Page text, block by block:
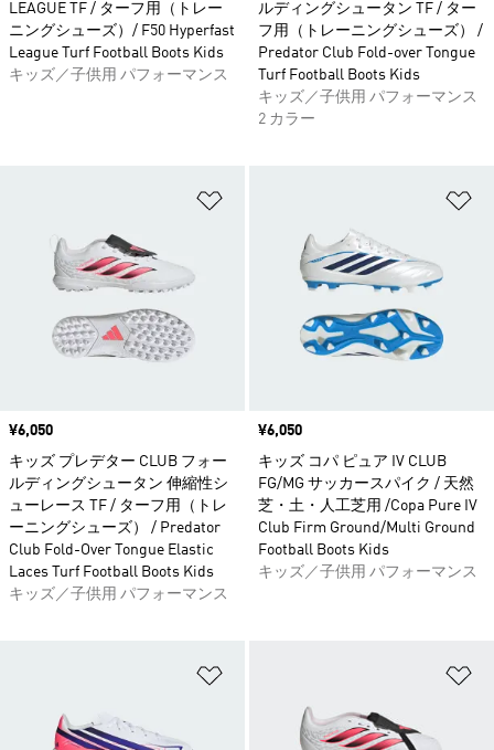
LEAGUE TF / ターフ用（トレー
ニングシューズ）/ F50 Hyperfast
League Turf Football Boots Kids
キッズ／子供用 パフォーマンス
ルディングシュータン TF / ター
フ用（トレーニングシューズ） /
Predator Club Fold-over Tongue
Turf Football Boots Kids
キッズ／子供用 パフォーマンス
2 カラー
価格
¥6,050
キッズ プレデター CLUB フォー
ルディングシュータン 伸縮性シ
ューレース TF / ターフ用（トレ
ーニングシューズ） / Predator
Club Fold-Over Tongue Elastic
Laces Turf Football Boots Kids
キッズ／子供用 パフォーマンス
価格
¥6,050
キッズ コパ ピュア IV CLUB
FG/MG サッカースパイク / 天然
芝・土・人工芝用 /Copa Pure IV
Club Firm Ground/Multi Ground
Football Boots Kids
キッズ／子供用 パフォーマンス